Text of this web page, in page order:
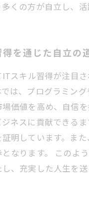
くの方が自立し、
を通じた自立の
スキル習得が注目
は、プログラミン
価値を高め、自信
ネスに貢献できる
明しています。ま
なります。 このよ
、充実した人生を